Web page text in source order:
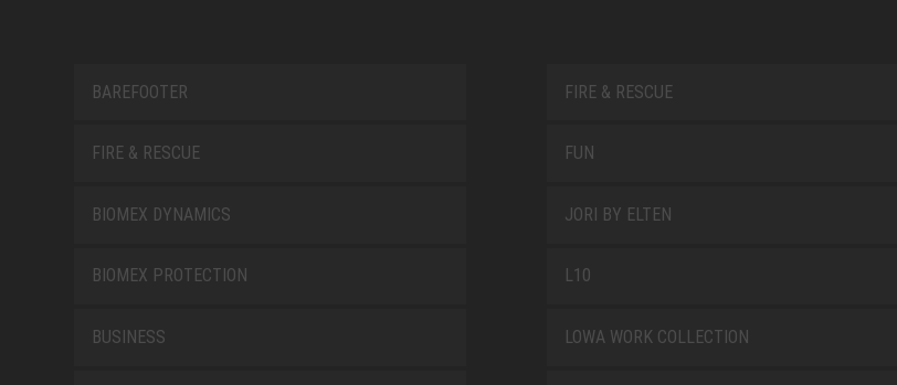
BAREFOOTER
FIRE & RESCUE
BIOMEX DYNAMICS
BIOMEX PROTECTION
BUSINESS
FIRE & RESCUE
FUN
JORI BY ELTEN
L10
LOWA WORK COLLECTION